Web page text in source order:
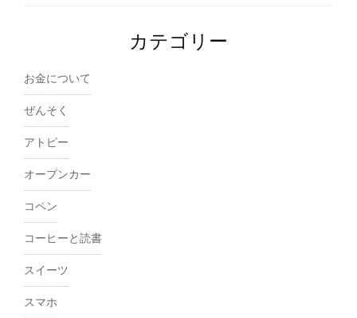
カテゴリー
お金について
ぜんそく
アトピー
オープンカー
コペン
コーヒーと読書
スイーツ
スマホ